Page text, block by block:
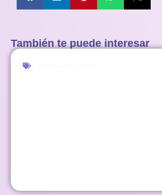
También te puede interesar